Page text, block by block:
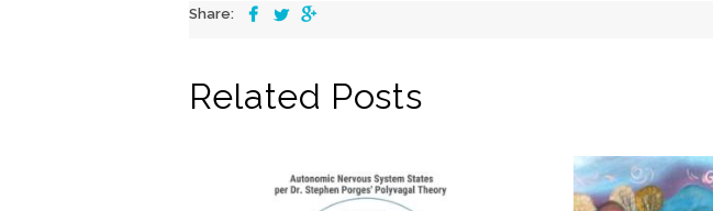
Share:
Related Posts